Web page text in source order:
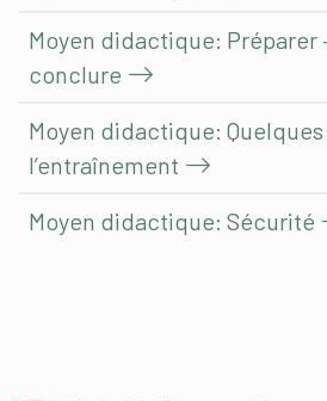
Moyen didactique: Préparer
conclure
Moyen didactique:
l’entraînement
Moyen didactique: Sécurité